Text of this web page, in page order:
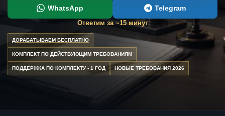
WhatsApp Telegram
Ответим за ~15 минут
ДОРАБАТЫВАЕМ БЕСПЛАТНО
КОМПЛЕКТ ПО ДЕЙСТВУЮЩИМ ТРЕБОВАНИЯМ
ПОДДЕРЖКА ПО КОМПЛЕКТУ - 1 ГОД НОВЫЕ ТРЕБОВАНИЯ 2026